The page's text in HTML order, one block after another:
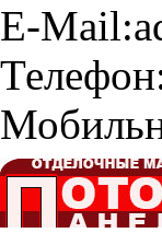
E-Mail: